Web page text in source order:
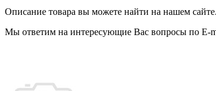
Описание товара вы можете найти на нашем сайте.
Мы ответим на интересующие Вас вопросы по E-